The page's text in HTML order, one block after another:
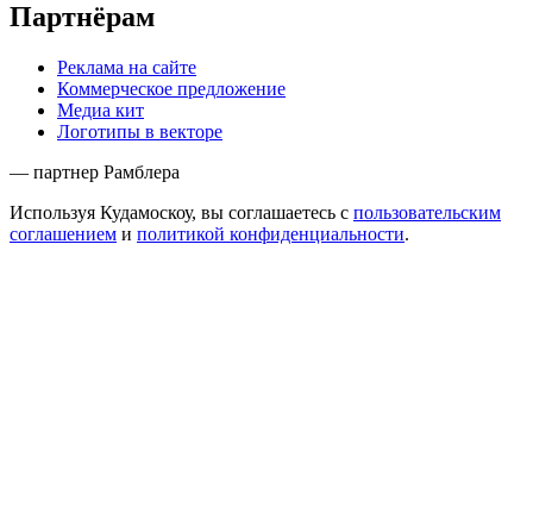
Партнёрам
Реклама на сайте
Коммерческое предложение
Медиа кит
Логотипы в векторе
— партнер Рамблера
Используя Кудамоскоу, вы соглашаетесь с пользовательским
соглашением и политикой конфиденциальности.